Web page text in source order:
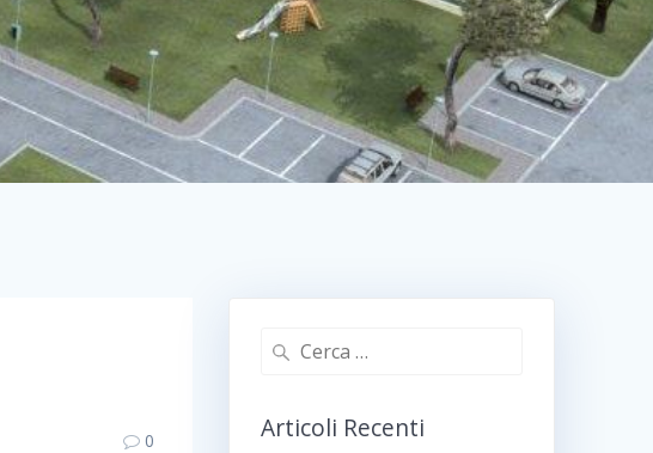
0
Ricerca
per:
Articoli Recenti